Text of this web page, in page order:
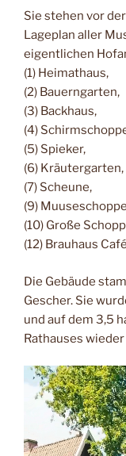
Sie stehen vor
Lageplan aller
eigentlichen
(1) Heimathaus,
(2) Bauerngarten,
(3) Backhaus,
(4)
(5) Spieker,
(6) Kräutergarten,
(7) Scheune,
(9)
(10) Große
(12) Brauhaus
Die Gebäude
Gescher. Sie
und auf dem 3,5
Rathauses